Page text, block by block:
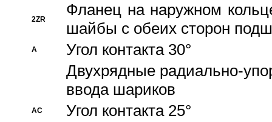
2ZR
Фланец на наружном
шайбы с обеих сторон
A
Угол контакта 30°
Двухрядные радиально-
ввода шариков
AC Угол контакта 25°